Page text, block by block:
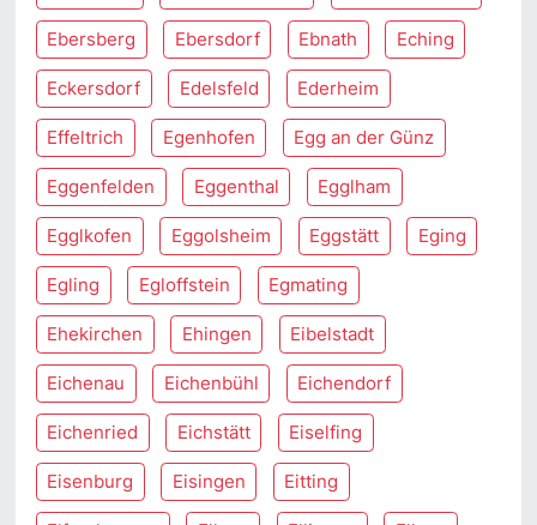
Ebersberg Ebersdorf Ebnath Eching
Eckersdorf Edelsfeld Ederheim
Effeltrich Egenhofen Egg an der Günz
Eggenfelden Eggenthal Egglham
Egglkofen Eggolsheim Eggstätt Eging
Egling Egloffstein Egmating
Ehekirchen Ehingen Eibelstadt
Eichenau Eichenbühl Eichendorf
Eichenried Eichstätt Eiselfing
Eisenburg Eisingen Eitting